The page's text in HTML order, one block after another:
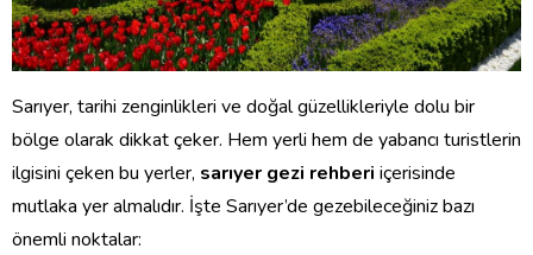
Sarıyer, tarihi zenginlikleri ve doğal güzellikleriyle dolu bir
bölge olarak dikkat çeker. Hem yerli hem de yabancı turistlerin
ilgisini çeken bu yerler, sarıyer gezi rehberi içerisinde
mutlaka yer almalıdır. İşte Sarıyer’de gezebileceğiniz bazı
önemli noktalar: